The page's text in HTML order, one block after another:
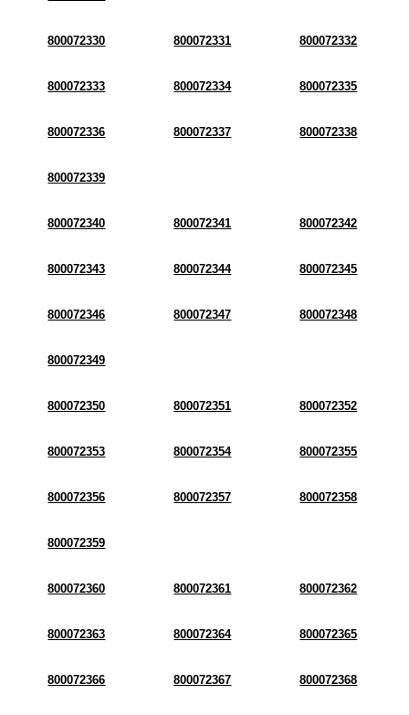
800072330 800072331 800072332
800072333 800072334 800072335
800072336 800072337 800072338
800072339
800072340 800072341 800072342
800072343 800072344 800072345
800072346 800072347 800072348
800072349
800072350 800072351 800072352
800072353 800072354 800072355
800072356 800072357 800072358
800072359
800072360 800072361 800072362
800072363 800072364 800072365
800072366 800072367 800072368